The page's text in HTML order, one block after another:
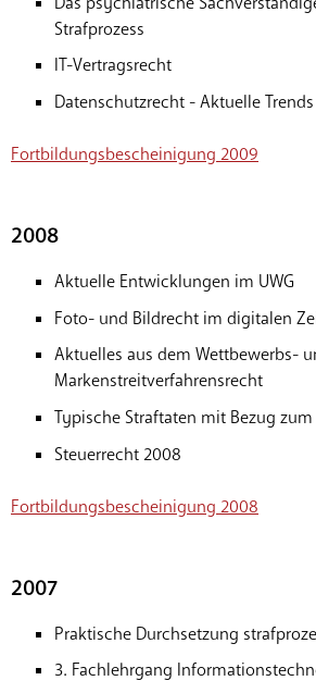
Strafprozess
IT-Vertragsrecht
Datenschutzrecht - Aktuelle Trends
Fortbildungsbescheinigung 2009
2008
Aktuelle Entwicklungen im UWG
Foto- und Bildrecht im digitalen
Aktuelles aus dem Wettbewerbs-
Markenstreitverfahrensrecht
Typische Straftaten mit Bezug
Steuerrecht 2008
Fortbildungsbescheinigung 2008
2007
Praktische Durchsetzung
3. Fachlehrgang